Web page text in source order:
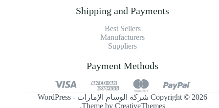
Shipping and Payments
Best Sellers
Manufacturers
Suppliers
Payment Methods
Copyright © 2026 شركة الوسام الإمارات - WordPress
Theme byCreativeThemes
.